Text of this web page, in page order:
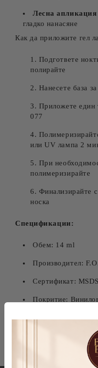
Лесна апликация
гладко нанасяне
Как да приложите гел
Подгответе
полирайте
Нанесете база
Приложете един
077
или UV лампа 2
При
полимеризирайте
Финализирайте
носка
Спецификации:
Обем: 14 ml
Производител:
Сертификат:
Покритие: